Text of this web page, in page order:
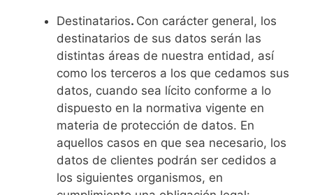
Destinatarios. Con carácter general, los
destinatarios de sus datos serán las
distintas áreas de nuestra entidad, así
como los terceros a los que cedamos sus
datos, cuando sea lícito conforme a lo
dispuesto en la normativa vigente en
materia de protección de datos. En
aquellos casos en que sea necesario, los
datos de clientes podrán ser cedidos a
los siguientes organismos, en